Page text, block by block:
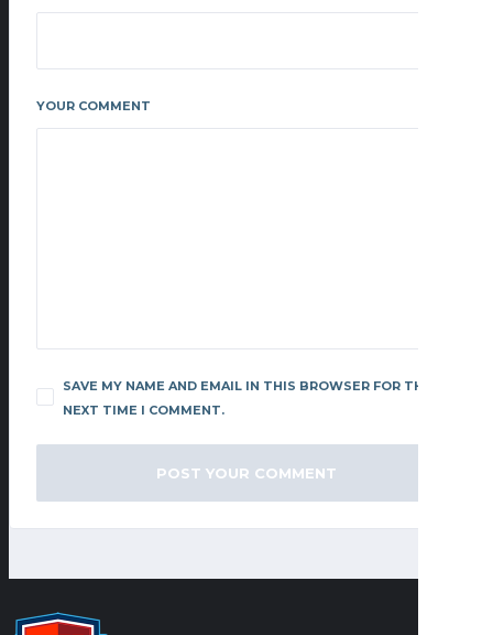
YOUR COMMENT
SAVE MY NAME AND EMAIL IN THIS BROWSER FOR THE
NEXT TIME I COMMENT.